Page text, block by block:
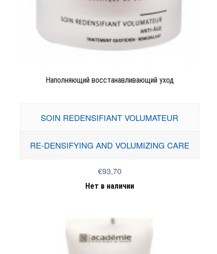
Наполняющий восстанавливающий уход
SOIN REDENSIFIANT VOLUMATEUR
RE-DENSIFYING AND VOLUMIZING CARE
€93,70
Нет в наличии